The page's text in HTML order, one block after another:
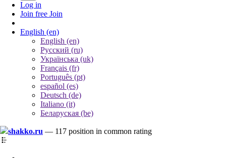
Log in
Join free Join
English (en)
English (en)
Русский (ru)
Українська (uk)
Français (fr)
Português (pt)
español (es)
Deutsch (de)
Italiano (it)
Беларуская (be)
shakko.ru — 117 position in common rating